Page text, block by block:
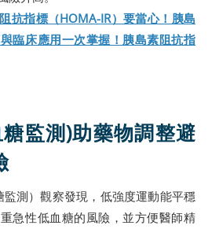
抗指標（HOMA-IR）要當心！胰島
臨床應用一次掌握！胰島素阻抗指
監測)助藥物調整避
測）觀察發現，低強度運動能平穩
急性低血糖的風險，並方便醫師精